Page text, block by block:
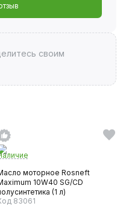
своим
моторное Rosneft
10W40 SG/CD
(1 л)
83061